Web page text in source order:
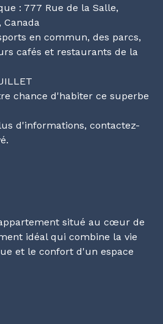
: 777 Rue de la Salle,
Canada
en commun, des parcs,
cafés et restaurants de la
chance d'habiter ce superbe
d'informations, contactez-
situé au cœur de
idéal qui combine la vie
et le confort d'un espace